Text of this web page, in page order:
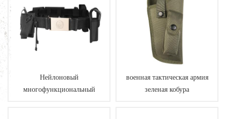
Нейлоновый
многофункциональный
военная тактическая армия
зеленая кобура